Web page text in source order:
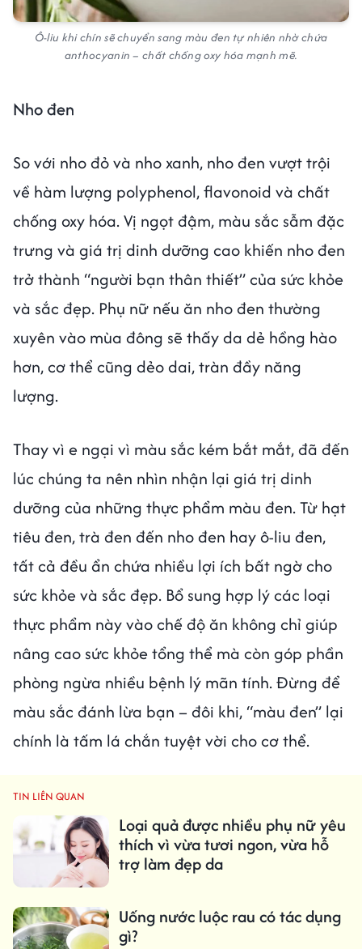
Ô-liu khi chín sẽ chuyển sang màu đen tự nhiên nhờ chứa
anthocyanin – chất chống oxy hóa mạnh mẽ.
Nho đen
So với nho đỏ và nho xanh, nho đen vượt trội
về hàm lượng polyphenol, flavonoid và chất
chống oxy hóa. Vị ngọt đậm, màu sắc sẫm đặc
trưng và giá trị dinh dưỡng cao khiến nho đen
trở thành “người bạn thân thiết” của sức khỏe
và sắc đẹp. Phụ nữ nếu ăn nho đen thường
xuyên vào mùa đông sẽ thấy da dẻ hồng hào
hơn, cơ thể cũng dẻo dai, tràn đầy năng
lượng.
Thay vì e ngại vì màu sắc kém bắt mắt, đã đến
lúc chúng ta nên nhìn nhận lại giá trị dinh
dưỡng của những thực phẩm màu đen. Từ hạt
tiêu đen, trà đen đến nho đen hay ô-liu đen,
tất cả đều ẩn chứa nhiều lợi ích bất ngờ cho
sức khỏe và sắc đẹp. Bổ sung hợp lý các loại
thực phẩm này vào chế độ ăn không chỉ giúp
nâng cao sức khỏe tổng thể mà còn góp phần
phòng ngừa nhiều bệnh lý mãn tính. Đừng để
màu sắc đánh lừa bạn – đôi khi, “màu đen” lại
chính là tấm lá chắn tuyệt vời cho cơ thể.
TIN LIÊN QUAN
Loại quả được nhiều phụ nữ yêu
thích vì vừa tươi ngon, vừa hỗ
trợ làm đẹp da
Uống nước luộc rau có tác dụng
gì?